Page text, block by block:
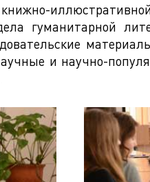
гуманитарной
и научно-